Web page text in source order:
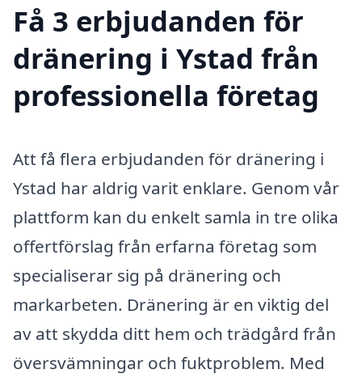
Få 3 erbjudanden för
dränering i Ystad från
professionella företag
Att få flera erbjudanden för dränering i
Ystad har aldrig varit enklare. Genom vår
plattform kan du enkelt samla in tre olika
offertförslag från erfarna företag som
specialiserar sig på dränering och
markarbeten. Dränering är en viktig del
av att skydda ditt hem och trädgård från
översvämningar och fuktproblem. Med